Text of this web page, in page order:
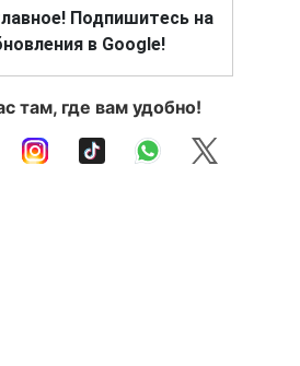
Подпишитесь на
в Google!
там, где вам удобно!